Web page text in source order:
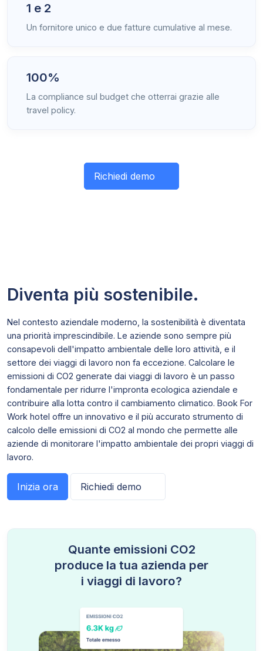
1 e 2
Un fornitore unico e due fatture cumulative al mese.
100%
La compliance sul budget che otterrai grazie alle
travel policy.
Richiedi demo
Quante emissioni CO2
produce la tua azienda per
i viaggi di lavoro?
Diventa più sostenibile.
Nel contesto aziendale moderno, la sostenibilità è diventata
una priorità imprescindibile. Le aziende sono sempre più
consapevoli dell'impatto ambientale delle loro attività, e il
settore dei viaggi di lavoro non fa eccezione. Calcolare le
emissioni di CO2 generate dai viaggi di lavoro è un passo
fondamentale per ridurre l'impronta ecologica aziendale e
contribuire alla lotta contro il cambiamento climatico. Book For
Work hotel offre un innovativo e il più accurato strumento di
calcolo delle emissioni di CO2 al mondo che permette alle
aziende di monitorare l'impatto ambientale dei propri viaggi di
lavoro.
Inizia ora Richiedi demo